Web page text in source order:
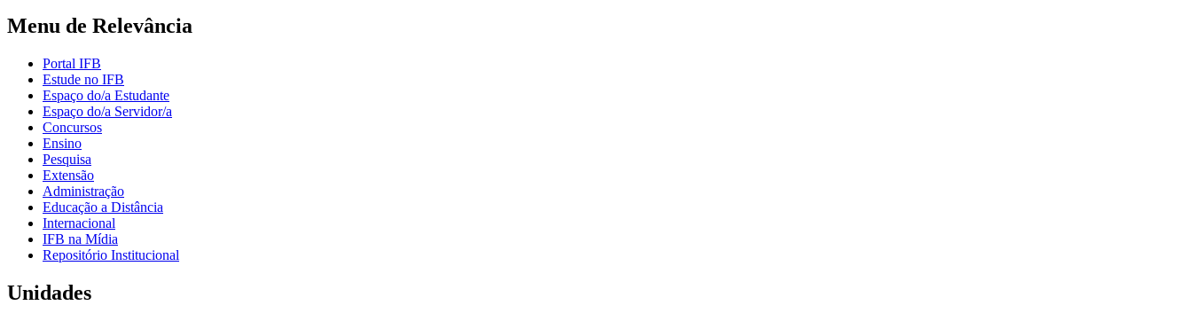
Menu de Relevância
Portal IFB
Estude no IFB
Espaço do/a Estudante
Espaço do/a Servidor/a
Concursos
Ensino
Pesquisa
Extensão
Administração
Educação a Distância
Internacional
IFB na Mídia
Repositório Institucional
Unidades